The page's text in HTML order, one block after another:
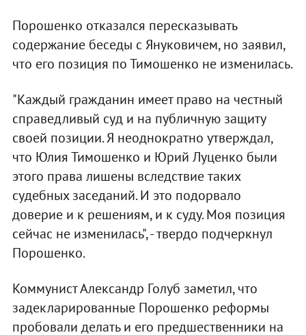
Порошенко отказался пересказывать
содержание беседы с Януковичем, но заявил,
что его позиция по Тимошенко не изменилась.
"Каждый гражданин имеет право на честный
справедливый суд и на публичную защиту
своей позиции. Я неоднократно утверждал,
что Юлия Тимошенко и Юрий Луценко были
этого права лишены вследствие таких
судебных заседаний. И это подорвало
доверие и к решениям, и к суду. Моя позиция
сейчас не изменилась", - твердо подчеркнул
Порошенко.
Коммунист Александр Голуб заметил, что
задекларированные Порошенко реформы
пробовали делать и его предшественники на